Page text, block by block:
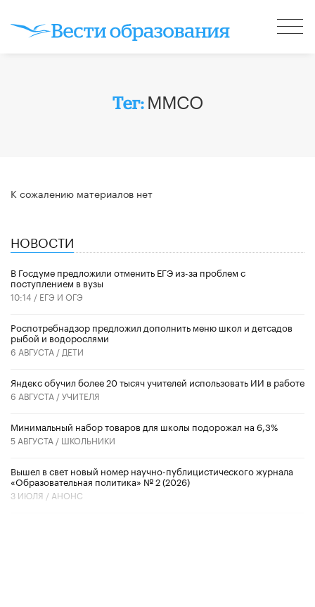
Тег: ММСО
К сожалению материалов нет
НОВОСТИ
В Госдуме предложили отменить ЕГЭ из-за проблем с
поступлением в вузы
10:14 / ЕГЭ И ОГЭ
Роспотребнадзор предложил дополнить меню школ и детсадов
рыбой и водорослями
6 АВГУСТА / ДЕТИ
​Яндекс обучил более 20 тысяч учителей использовать ИИ в работе
6 АВГУСТА /УЧИТЕЛЯ
Минимальный набор товаров для школы подорожал на 6,3%
5 АВГУСТА / ШКОЛЬНИКИ
Вышел в свет новый номер научно-публицистического журнала
«Образовательная политика» № 2 (2026)
3 ИЮЛЯ / АНОНС